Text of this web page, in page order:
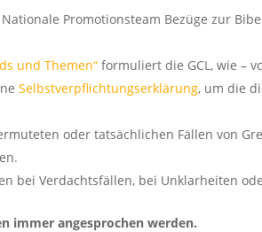
Promotionsteam Bezüge zur
und Themen“ formuliert die GCL, wie –
Selbstverpflichtungserklärung, um die
oder tatsächlichen Fällen von
bei Verdachtsfällen, bei Unklarheiten
immer angesprochen werden.